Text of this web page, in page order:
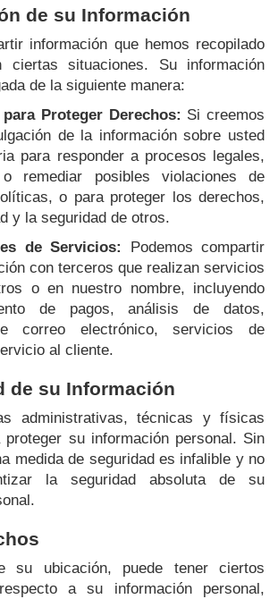
de su Información
información que hemos recopilado
ciertas situaciones. Su información
de la siguiente manera:
Proteger Derechos: Si creemos
de la información sobre usted
para responder a procesos legales,
o remediar posibles violaciones de
o para proteger los derechos,
y la seguridad de otros.
de Servicios:
Podemos compartir
con terceros que realizan servicios
o en nuestro nombre, incluyendo
de pagos, análisis de datos,
correo electrónico, servicios de
al cliente.
de su Información
administrativas, técnicas y físicas
proteger su información personal. Sin
medida de seguridad es infalible y no
la seguridad absoluta de su
su ubicación, puede tener ciertos
a su información personal,